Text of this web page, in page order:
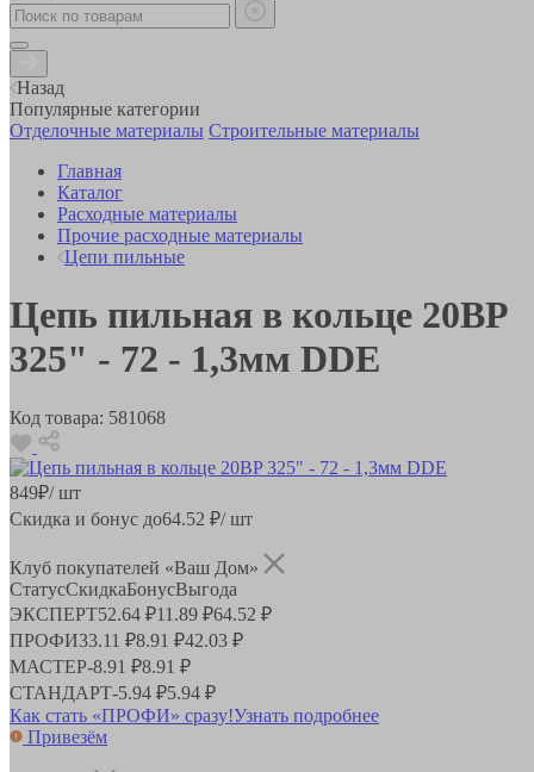
Назад
Популярные категории
Отделочные материалы Строительные материалы
Главная
Каталог
Расходные материалы
Прочие расходные материалы
Цепи пильные
Цепь пильная в кольце 20BP
325" - 72 - 1,3мм DDE
Код товара: 581068
849₽/ шт
Скидка и бонус до64.52 ₽/ шт
Клуб покупателей «Ваш Дом»
СтатусСкидкаБонусВыгода
ЭКСПЕРТ52.64 ₽11.89 ₽64.52 ₽
ПРОФИ33.11 ₽8.91 ₽42.03 ₽
МАСТЕР-8.91 ₽8.91 ₽
СТАНДАРТ-5.94 ₽5.94 ₽
Как стать «ПРОФИ» сразу!Узнать подробнее
Привезём